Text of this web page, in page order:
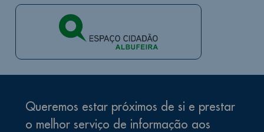
Queremos estar próximos de si e prestar
o melhor serviço de informação aos